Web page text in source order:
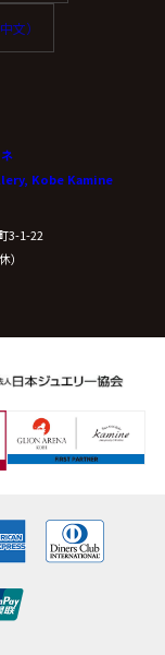
文）
Kobe Kamine
3-1-22
）